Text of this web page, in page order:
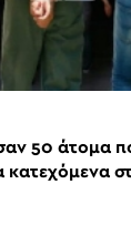
50 άτομα
κατεχόμενα